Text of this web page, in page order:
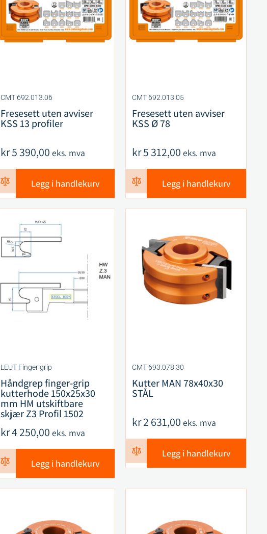
CMT 692.013.06
Fresesett uten avviser
KSS 13 profiler
kr5 390,00 eks. mva
Legg i handlekurv
CMT 692.013.05
Fresesett uten avviser
KSS Ø 78
kr5 312,00 eks. mva
Legg i handlekurv
LEUT Finger grip
Håndgrep finger-grip
kutterhode 150x25x30
mm HM utskiftbare
skjær Z3 Profil 1502
kr4 250,00 eks. mva
Legg i handlekurv
CMT 693.078.30
Kutter MAN 78x40x30
STÅL
kr2 631,00 eks. mva
Legg i handlekurv